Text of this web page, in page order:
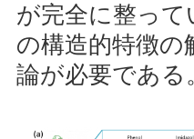
が完全に整っ
の構造的特徴の
論が必要である